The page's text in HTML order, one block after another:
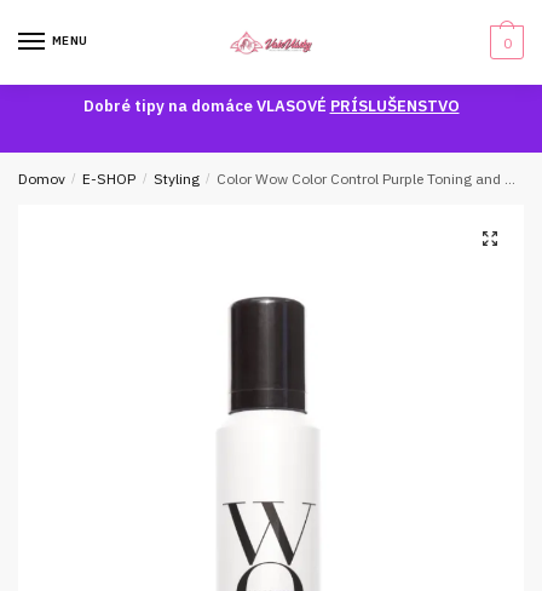
MENU 0
Dobré tipy na domáce VLASOVÉ PRÍSLUŠENSTVO
Domov / E-SHOP / Styling / Color Wow Color Control Purple Toning and Styling Foam
🔍